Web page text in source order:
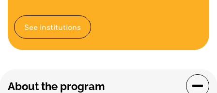
About the program
See institutions